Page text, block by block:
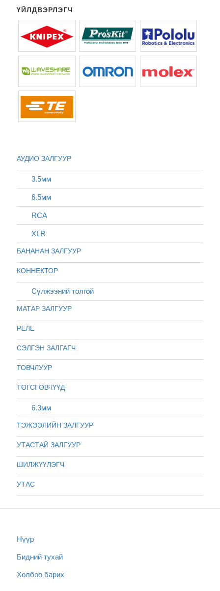
ҮЙЛДВЭРЛЭГЧ
АУДИО ЗАЛГУУР
3.5мм
6.5мм
RCA
XLR
БАНАНАН ЗАЛГУУР
КОННЕКТОР
Сүлжээний толгой
МАТАР ЗАЛГУУР
РЕЛЕ
СЭЛГЭН ЗАЛГАГЧ
ТОВЧЛУУР
ТӨГСГӨВЧҮҮД
6.3мм
ТЭЖЭЭЛИЙН ЗАЛГУУР
УТАСТАЙ ЗАЛГУУР
ШИЛЖҮҮЛЭГЧ
УТАС
Нүүр
Бидний тухай
Холбоо барих